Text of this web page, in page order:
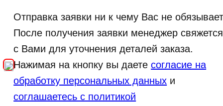
Отправка заявки ни к чему Вас не
После получения заявки менеджер свяжется
с Вами для уточнения деталей заказа.
Нажимая на кнопку вы даетесогласие на
обработку персональных данных и
соглашаетесь с политикой